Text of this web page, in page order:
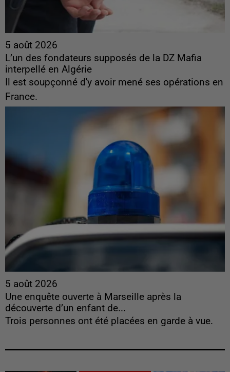
5 août 2026
L’un des fondateurs supposés de la DZ Mafia
interpellé en Algérie
Il est soupçonné d'y avoir mené ses opérations en
France.
5 août 2026
Une enquête ouverte à Marseille après la
découverte d’un enfant de...
Trois personnes ont été placées en garde à vue.